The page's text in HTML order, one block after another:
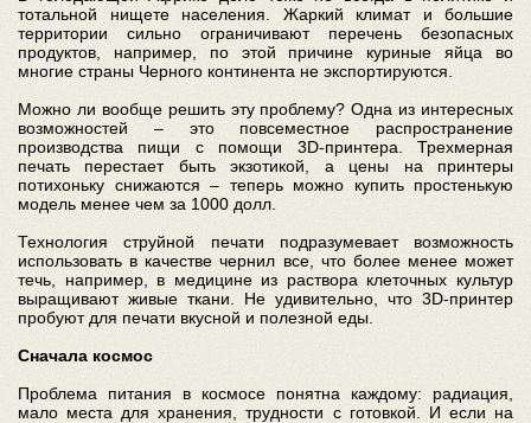
тотальной нищете населения. Жаркий климат и большие
территории сильно ограничивают перечень безопасных
продуктов, например, по этой причине куриные яйца во
многие страны Черного континента не экспортируются.
Можно ли вообще решить эту проблему? Одна из интересных
возможностей – это повсеместное распространение
производства пищи с помощи 3D-принтера. Трехмерная
печать перестает быть экзотикой, а цены на принтеры
потихоньку снижаются – теперь можно купить простенькую
модель менее чем за 1000 долл.
Технология струйной печати подразумевает возможность
использовать в качестве чернил все, что более менее может
течь, например, в медицине из раствора клеточных культур
выращивают живые ткани. Не удивительно, что 3D-принтер
пробуют для печати вкусной и полезной еды.
Сначала космос
Проблема питания в космосе понятна каждому: радиация,
мало места для хранения, трудности с готовкой. И если на